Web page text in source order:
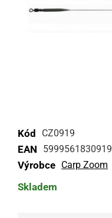
Kód CZ0919
EAN 5999561830919
Výrobce Carp Zoom
Skladem